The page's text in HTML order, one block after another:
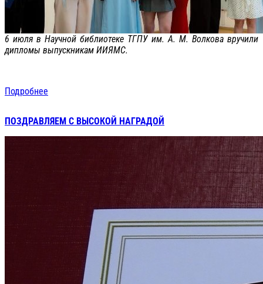
6 июля в Научной библиотеке ТГПУ им. А. М. Волкова вручили
дипломы выпускникам ИИЯМС.
Подробнее
ПОЗДРАВЛЯЕМ С ВЫСОКОЙ НАГРАДОЙ